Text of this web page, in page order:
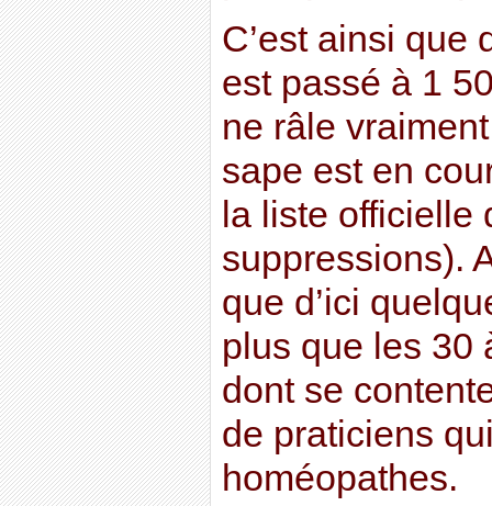
C’est ainsi que
est passé à 1
ne râle
sape est en
la liste officielle
suppressions).
que d’ici
plus que les 30
dont se
de praticiens
homéopathes.